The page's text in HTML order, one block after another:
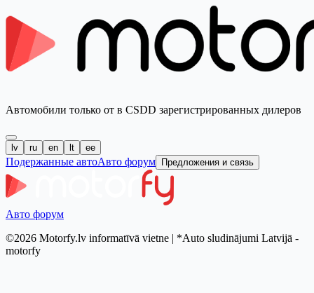
Автомобили только от в CSDD зарегистрированных дилеров
lv ru en lt ee
Подержанные автоАвто форум Предложения и связь
Авто форум
©2026 Motorfy.lv informatīvā vietne | *Auto sludinājumi Latvijā -
motorfy